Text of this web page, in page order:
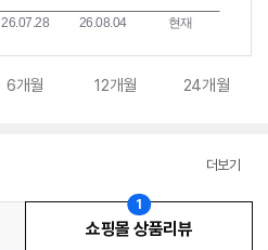
6개월 12개월 24개월
더보기
쇼핑몰 상품리뷰
1